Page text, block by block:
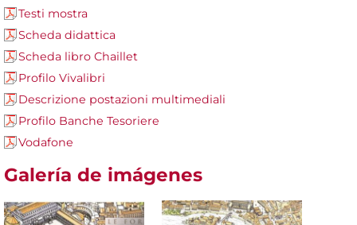
Testi mostra
Scheda didattica
Scheda libro Chaillet
Profilo Vivalibri
Descrizione postazioni multimediali
Profilo Banche Tesoriere
Vodafone
Galería de imágenes